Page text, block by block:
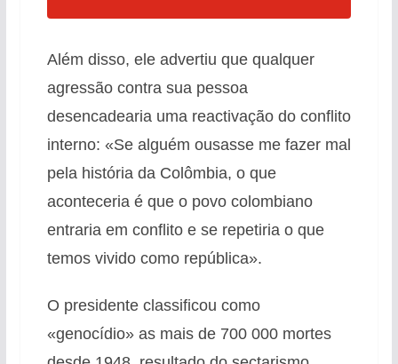
Além disso, ele advertiu que qualquer
agressão contra sua pessoa
desencadearia uma reactivação do conflito
interno: «Se alguém ousasse me fazer mal
pela história da Colômbia, o que
aconteceria é que o povo colombiano
entraria em conflito e se repetiria o que
temos vivido como república».
O presidente classificou como
«genocídio» as mais de 700 000 mortes